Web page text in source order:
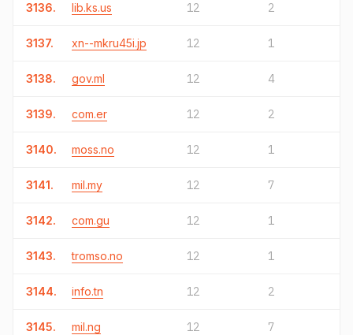
3136. lib.ks.us 12 2
3137. xn--mkru45i.jp 12 1
3138. gov.ml 12 4
3139. com.er 12 2
3140. moss.no 12 1
3141. mil.my 12 7
3142. com.gu 12 1
3143. tromso.no 12 1
3144. info.tn 12 2
3145. mil.ng 12 7